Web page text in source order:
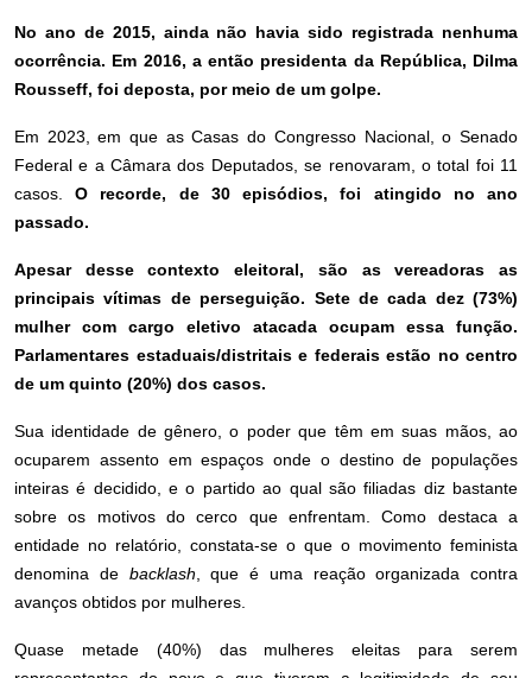
No ano de 2015, ainda não havia sido registrada nenhuma
ocorrência. Em 2016, a então presidenta da República, Dilma
Rousseff, foi deposta, por meio de um golpe.
Em 2023, em que as Casas do Congresso Nacional, o Senado
Federal e a Câmara dos Deputados, se renovaram, o total foi 11
casos.O recorde, de 30 episódios, foi atingido no ano
passado.
Apesar desse contexto eleitoral, são as vereadoras as
principais vítimas de perseguição. Sete de cada dez (73%)
mulher com cargo eletivo atacada ocupam essa função.
Parlamentares estaduais/distritais e federais estão no centro
de um quinto (20%) dos casos.
Sua identidade de gênero, o poder que têm em suas mãos, ao
ocuparem assento em espaços onde o destino de populações
inteiras é decidido, e o partido ao qual são filiadas diz bastante
sobre os motivos do cerco que enfrentam. Como destaca a
entidade no relatório, constata-se o que o movimento feminista
denomina de backlash, que é uma reação organizada contra
avanços obtidos por mulheres.
Quase metade (40%) das mulheres eleitas para serem